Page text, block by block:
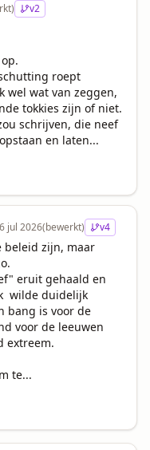
v2
roept
wel wat van zeggen,
tokkies zijn of niet.
schrijven, die neef
en laten...
6 jul 2026(bewerkt) v4
beleid zijn, maar
eruit gehaald en
wilde duidelijk
bang is voor de
voor de leeuwen
extreem.
te...